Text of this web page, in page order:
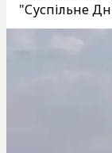
"Суспільне